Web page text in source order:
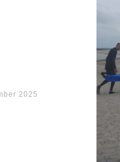
2025